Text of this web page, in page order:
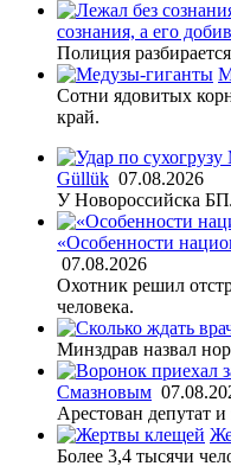
сознания, а его
Полиция
Сотни ядовитых
край.
Güllük 07.08.2026
У Новороссийска
«Особенности
07.08.2026
Охотник решил
человека.
Минздрав назвал
Смазновым
Арестован депутат
Более 3,4 тысячи